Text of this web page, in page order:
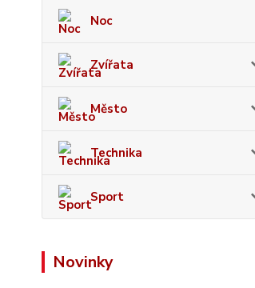
Noc
Zvířata
Město
Technika
Sport
Novinky